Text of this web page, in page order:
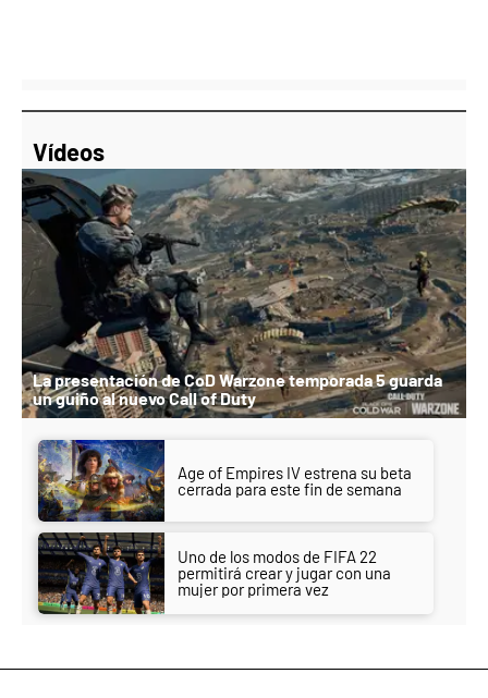
Vídeos
La presentación de CoD Warzone temporada 5 guarda
un guiño al nuevo Call of Duty
Age of Empires IV estrena su beta
cerrada para este fin de semana
Uno de los modos de FIFA 22
permitirá crear y jugar con una
mujer por primera vez